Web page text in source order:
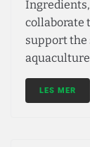
Ingredients,
collaborate
support the
LES MER